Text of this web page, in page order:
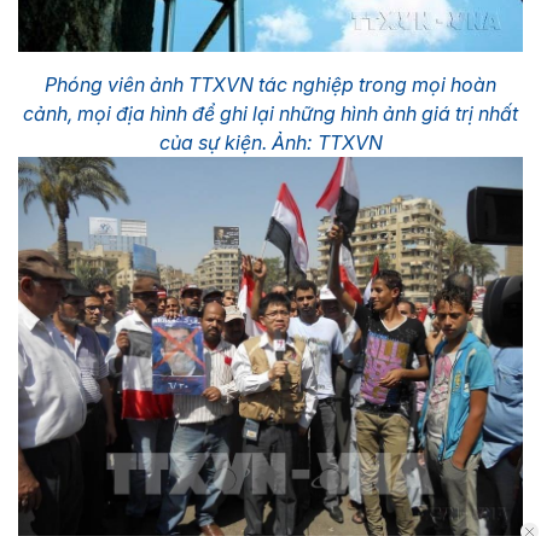
Phóng viên ảnh TTXVN tác nghiệp trong mọi hoàn
cảnh, mọi địa hình để ghi lại những hình ảnh giá trị nhất
của sự kiện. Ảnh: TTXVN